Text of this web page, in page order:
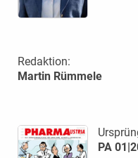
Redaktion:
Martin Rümmele
PA